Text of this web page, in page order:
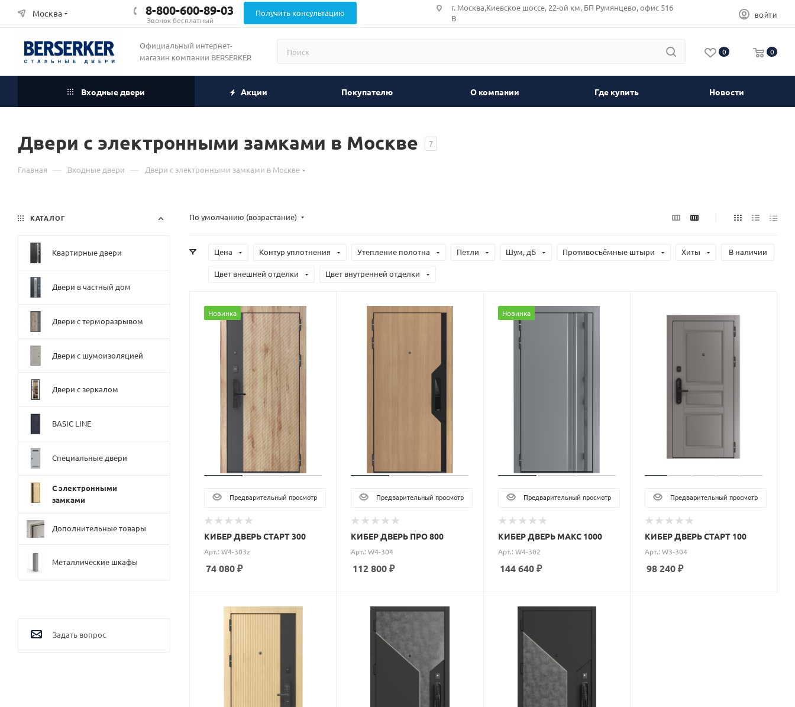
Москва 8-800-600-89-03
Звонок бесплатный
Получить консультацию
г. Москва,Киевское шоссе, 22-ой км, БП Румянцево, офис 516
В
ВОЙТИ
Официальный интернет-
магазин компании BERSERKER
0 0
Входные двери Акции Покупателю О компании Где купить Новости
Двери с электронными замками в Москве 7
Главная — Входные двери — Двери с электронными замками в Москве
По умолчанию (возрастание)
Цена Контур уплотнения Утепление полотна Петли Шум, дБ Противосъёмные штыри Хиты В наличии
Цвет внешней отделки Цвет внутренней отделки
Новинка
Предварительный просмотр
КИБЕР ДВЕРЬ СТАРТ 300
Арт.: W4-303z
74 080₽
Предварительный просмотр
КИБЕР ДВЕРЬ ПРО 800
Арт.: W4-304
112 800₽
Новинка
Предварительный просмотр
КИБЕР ДВЕРЬ МАКС 1000
Арт.: W4-302
144 640₽
Предварительный просмотр
КИБЕР ДВЕРЬ СТАРТ 100
Арт.: W3-304
98 240₽
КАТАЛОГ
Квартирные двери
Двери в частный дом
Двери с терморазрывом
Двери с шумоизоляцией
Двери с зеркалом
BASIC LINE
Специальные двери
С электронными
замками
Дополнительные товары
Металлические шкафы
Задать вопрос